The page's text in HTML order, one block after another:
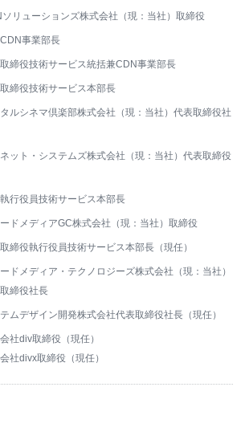
リューションズ株式会社（現：当社）取締役
事業部長
締役技術サービス統括兼CDN事業部長
締役技術サービス本部長
ルシネマ倶楽部株式会社（現：当社）代表取締役社
ット・システムズ株式会社（現：当社）代表取締役
行役員技術サービス本部長
ドメディアGC株式会社（現：当社）取締役
締役執行役員技術サービス本部長（現任）
ドメディア・テクノロジーズ株式会社（現：当社）
締役社長
ムデザイン開発株式会社代表取締役社長（現任）
社div取締役（現任）
社divx取締役（現任）